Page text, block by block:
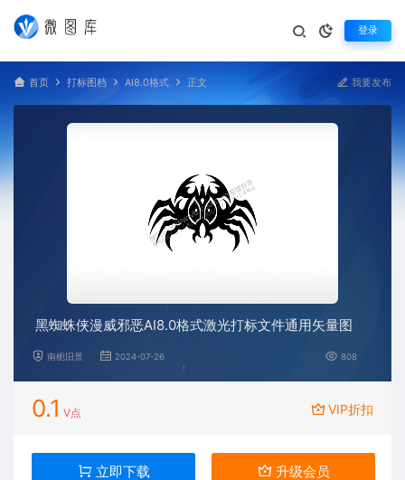
登录
首页 打标图档 AI8.0格式 正文 我要发布
黑蜘蛛侠漫威邪恶AI8.0格式激光打标文件通用矢量图
南栀旧景 2024-07-26 808
0.1 V点 VIP折扣
立即下载 升级会员